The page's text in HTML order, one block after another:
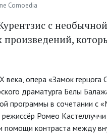
Comoedia
с
произведений,
опера «Замок герцога
драматурга Белы
программы в сочетании с
Ромео Кастеллуччи
помощи контраста между